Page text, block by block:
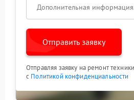
Отправить заявку
Отправляя заявку на ремонт
с Политикой конфиденциальности